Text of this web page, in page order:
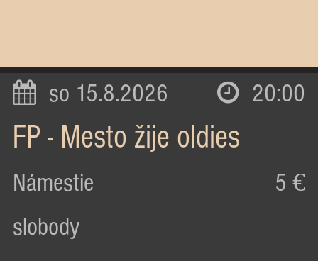
so 15.8.2026 20:00
FP - Mesto žije oldies
Námestie
slobody
5 €